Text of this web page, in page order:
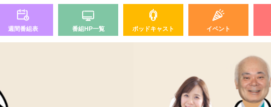
週間番組表 番組HP一覧 ポッドキャスト イベント